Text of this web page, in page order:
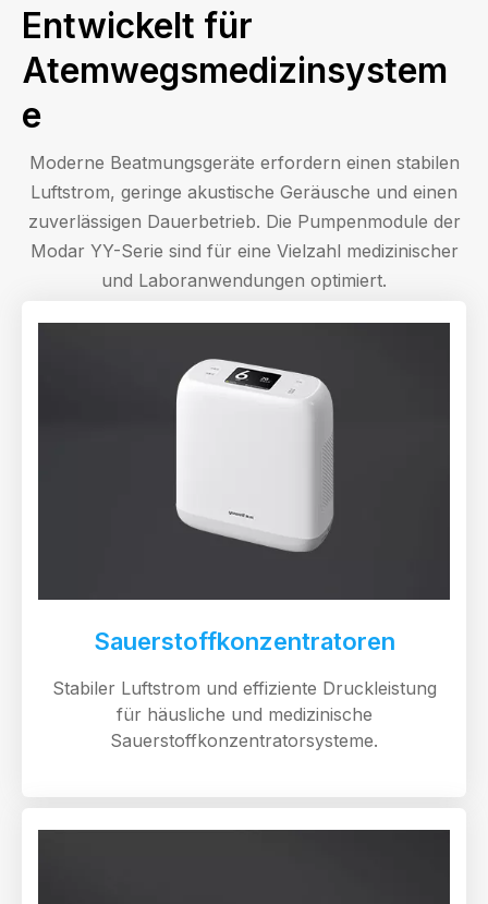
Entwickelt für
Atemwegsmedizinsystem
e
Moderne Beatmungsgeräte erfordern einen stabilen
Luftstrom, geringe akustische Geräusche und einen
zuverlässigen Dauerbetrieb. Die Pumpenmodule der
Modar YY-Serie sind für eine Vielzahl medizinischer
und Laboranwendungen optimiert.
Sauerstoffkonzentratoren
Stabiler Luftstrom und effiziente Druckleistung
für häusliche und medizinische
Sauerstoffkonzentratorsysteme.